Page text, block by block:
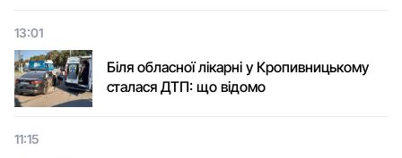
13:01
Біля обласної лікарні у Кропивницькому
сталася ДТП: що відомо
11:15